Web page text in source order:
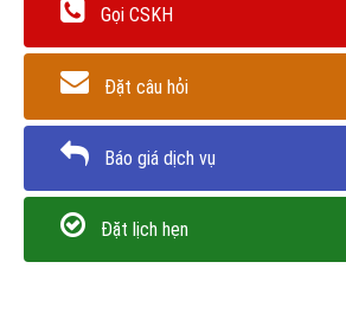
Gọi CSKH
Đặt câu hỏi
Báo giá dịch vụ
Đặt lịch hẹn